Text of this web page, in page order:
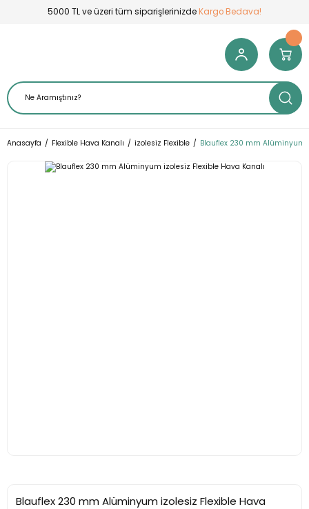
5000 TL ve üzeri tüm siparişlerinizde Kargo Bedava!
Anasayfa Flexible Hava Kanalı izolesiz Flexible Blauflex 230 mm Alüminyum
Blauflex 230 mm Alüminyum izolesiz Flexible Hava